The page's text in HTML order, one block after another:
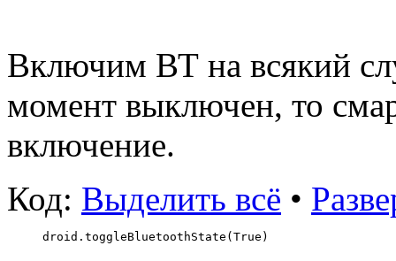
Включим ВТ на всякий
момент выключен, то
включение.
Код: Выделить всё •
droid.toggleBluetoothState(True)